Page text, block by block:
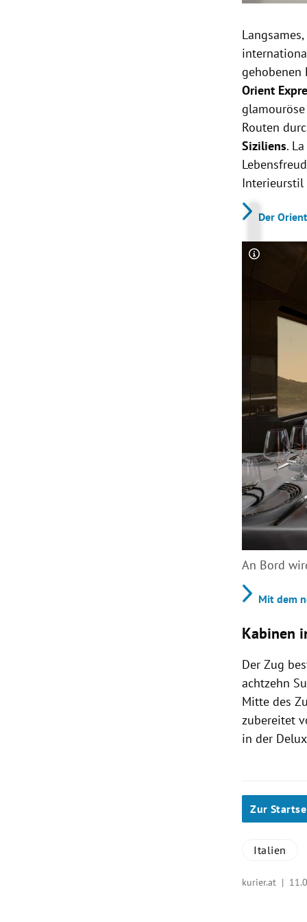
gehobenen
Orient
Routen
Siziliens.
Interieurstil
Der
Copyright-
An Bord
Mit dem
Kabinen
Der Zug
achtzehn
Mitte des
zubereitet
in der
Zur
Italien
kurier.at |